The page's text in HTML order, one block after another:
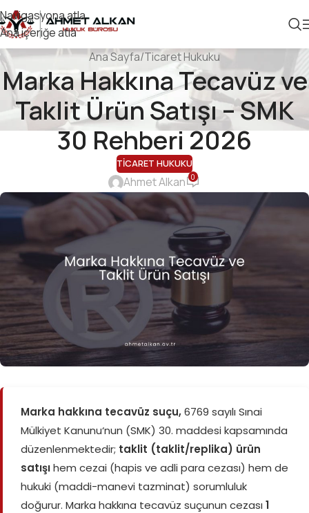
Navigasyona atla
Ana içeriğe atla
Ana Sayfa Ticaret Hukuku
Marka Hakkına Tecavüz ve
Taklit Ürün Satışı – SMK
30 Rehberi 2026
TICARET HUKUKU
Ahmet Alkan 0
Marka hakkına tecavüz suçu,6769 sayılı Sınai
Mülkiyet Kanunu‘nun (SMK) 30. maddesi kapsamında
düzenlenmektedir; taklit (taklit/replika) ürün
satışıhem cezai (hapis ve adli para cezası) hem de
hukuki (maddi-manevi tazminat) sorumluluk
doğurur. Marka hakkına tecavüz suçunun cezası 1